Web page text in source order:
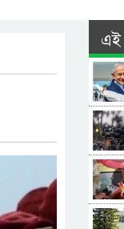
এই